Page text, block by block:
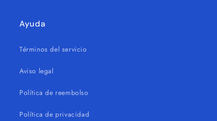
Ayuda
Términos del servicio
Aviso legal
Política de reembolso
Política de privacidad